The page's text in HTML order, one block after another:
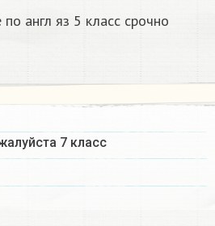
англ яз 5 класс срочно
7 класс